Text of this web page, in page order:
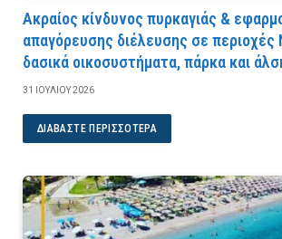
Ακραίος κίνδυνος πυρκαγιάς &
απαγόρευσης διέλευσης σε περιοχές
δασικά οικοσυστήματα, πάρκα και
31 ΙΟΥΛΊΟΥ 2026
ΔΙΑΒΆΣΤΕ ΠΕΡΙΣΣΌΤΕΡΑ